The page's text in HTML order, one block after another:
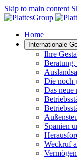
Skip to main content
Home
Internationale
Ihre
Die noch
Das neue
Spanien
Weckruf